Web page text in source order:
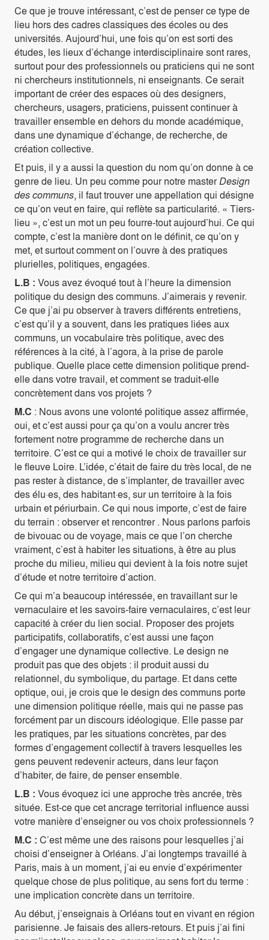
Ce que je trouve intéressant, c’est de penser ce type de
lieu hors des cadres classiques des écoles ou des
universités. Aujourd’hui, une fois qu’on est sorti des
études, les lieux d’échange interdisciplinaire sont rares,
surtout pour des professionnels ou praticiens qui ne sont
ni chercheurs institutionnels, ni enseignants. Ce serait
important de créer des espaces où des designers,
chercheurs, usagers, praticiens, puissent continuer à
travailler ensemble en dehors du monde académique,
dans une dynamique d’échange, de recherche, de
création collective.
Et puis, il y a aussi la question du nom qu’on donne à ce
genre de lieu. Un peu comme pour notre masterDesign
des communs, il faut trouver une appellation qui désigne
ce qu’on veut en faire, qui reflète sa particularité. « Tiers-
lieu », c’est un mot un peu fourre-tout aujourd’hui. Ce qui
compte, c’est la manière dont on le définit, ce qu’on y
met, et surtout comment on l’ouvre à des pratiques
plurielles, politiques, engagées.
L.B : Vous avez évoqué tout à l’heure la dimension
politique du design des communs. J’aimerais y revenir.
Ce que j’ai pu observer à travers différents entretiens,
c’est qu’il y a souvent, dans les pratiques liées aux
communs, un vocabulaire très politique, avec des
références à la cité, à l’agora, à la prise de parole
publique. Quelle place cette dimension politique prend-
elle dans votre travail, et comment se traduit-elle
concrètement dans vos projets ?
M.C : Nous avons une volonté politique assez affirmée,
oui, et c’est aussi pour ça qu’on a voulu ancrer très
fortement notre programme de recherche dans un
territoire. C’est ce qui a motivé le choix de travailler sur
le fleuve Loire. L’idée, c’était de faire du très local, de ne
pas rester à distance, de s’implanter, de travailler avec
des élu·es, des habitant·es, sur un territoire à la fois
urbain et périurbain. Ce qui nous importe, c’est de faire
du terrain : observer et rencontrer . Nous parlons parfois
de bivouac ou de voyage, mais ce que l’on cherche
vraiment, c’est à habiter les situations, à être au plus
proche du milieu, milieu qui devient à la fois notre sujet
d’étude et notre territoire d’action.
Ce qui m’a beaucoup intéressée, en travaillant sur le
vernaculaire et les savoirs-faire vernaculaires, c’est leur
capacité à créer du lien social. Proposer des projets
participatifs, collaboratifs, c’est aussi une façon
d’engager une dynamique collective. Le design ne
produit pas que des objets : il produit aussi du
relationnel, du symbolique, du partage. Et dans cette
optique, oui, je crois que le design des communs porte
une dimension politique réelle, mais qui ne passe pas
forcément par un discours idéologique. Elle passe par
les pratiques, par les situations concrètes, par des
formes d’engagement collectif à travers lesquelles les
gens peuvent redevenir acteurs, dans leur façon
d’habiter, de faire, de penser ensemble.
L.B : Vous évoquez ici une approche très ancrée, très
située. Est-ce que cet ancrage territorial influence aussi
votre manière d’enseigner ou vos choix professionnels ?
M.C : C’est même une des raisons pour lesquelles j’ai
choisi d’enseigner à Orléans. J’ai longtemps travaillé à
Paris, mais à un moment, j’ai eu envie d’expérimenter
quelque chose de plus politique, au sens fort du terme :
une implication concrète dans un territoire.
Au début, j’enseignais à Orléans tout en vivant en région
parisienne. Je faisais des allers-retours. Et puis j’ai fini